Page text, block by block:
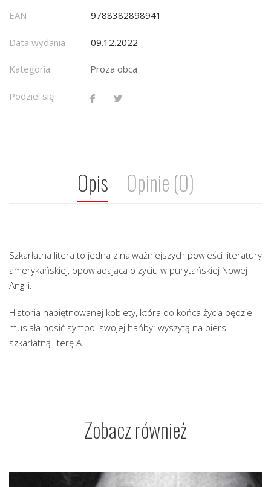
EAN 9788382898941
Data wydania 09.12.2022
Kategoria: Proza obca
Podziel się
Opis Opinie (0)
Szkarłatna litera to jedna z najważniejszych powieści literatury
amerykańskiej, opowiadająca o życiu w purytańskiej Nowej
Anglii.
Historia napiętnowanej kobiety, która do końca życia będzie
musiała nosić symbol swojej hańby: wyszytą na piersi
szkarłatną literę A.
Zobacz również